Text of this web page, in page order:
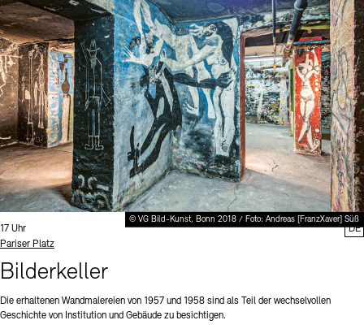
Stellenangebote Newsletter Presse
Nachhaltigkeit Kontakt
Digitale Sammlungen Exil-Archive
© VG Bild-Kunst, Bonn 2018 / Foto: Andreas [FranzXaver] Süß
Uhrzeit:
17 Uhr
Standort
Pariser Platz
Bilderkeller
Die erhaltenen Wandmalereien von 1957 und 1958 sind als Teil der wechselvollen
Geschichte von Institution und Gebäude zu besichtigen.
DE